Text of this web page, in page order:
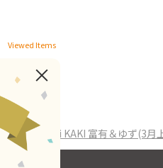
>琥珀糖 Umai KAKI 富有＆ゆず(3月